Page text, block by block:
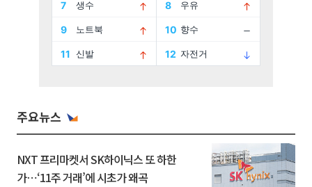
주요뉴스
NXT 프리마켓서 SK하이닉스 또 하한
가⋯‘11주 거래’에 시초가 왜곡